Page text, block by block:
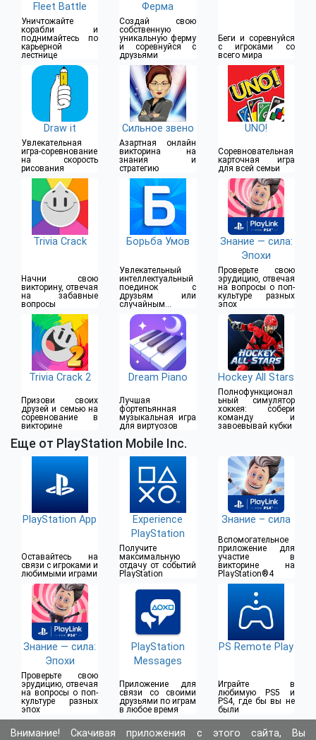
Fleet Battle
Уничтожайте
корабли и
поднимайтесь по
карьерной
лестнице
Ферма
Создай свою
собственную
уникальную ферму
и соревнуйся с
друзьями
Беги и соревнуйся
с игроками со
всего мира
Draw it
Увлекательная
игра-соревнование
на скорость
рисования
Сильное звено
Азартная онлайн
викторина на
знания и
стратегию
UNO!
Соревновательная
карточная игра
для всей семьи
Trivia Crack
Начни свою
викторину, отвечая
на забавные
вопросы
Борьба Умов
Увлекательный
интеллектуальный
поединок с
друзьям или
случайным
противникам
Знание — сила:
Эпохи
Проверьте свою
эрудицию, отвечая
на вопросы о поп-
культуре разных
эпох
Trivia Crack 2
Призови своих
друзей и семью на
соревнование в
викторине
Dream Piano
Лучшая
фортепьянная
музыкальная игра
для виртуозов
Hockey All Stars
Полнофункционал
ьный симулятор
хоккея: собери
команду и
завоевывай кубки
Еще от PlayStation Mobile Inc.
PlayStation App
Оставайтесь на
связи с игроками и
любимыми играми
Experience
PlayStation
Получите
максимальную
отдачу от событий
PlayStation
Знание – сила
Вспомогательное
приложение для
участие в
викторине на
PlayStation®4
Знание — сила:
Эпохи
Проверьте свою
эрудицию, отвечая
на вопросы о поп-
культуре разных
эпох
PlayStation
Messages
Приложение для
связи со своими
друзьями по играм
в любое время
PS Remote Play
Играйте в
любимую PS5 и
PS4, где бы вы не
были
Внимание! Скачивая приложения с этого сайта, Вы